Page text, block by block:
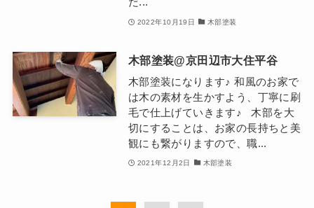
2022年10月19日 木部塗装
木部塗装@京田辺市大住平谷
木部塗装になります♪ 和風のお家で
は木の素材を生かすよう、丁寧に刷
毛で仕上げていきます♪ 木部を大
切にすることは、お家の長持ちと美
観にも繋がりますので、職...
2021年12月2日 木部塗装